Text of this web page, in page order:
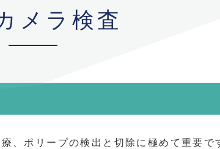
メラ検査
、ポリープの検出と切除に極めて重要で